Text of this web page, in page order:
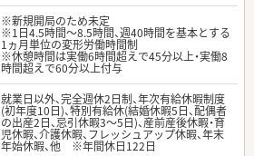
※新規開局のため未定
※1日4.5時間～8.5時間、週40時間を基本とする
1ヵ月単位の変形労働時間制
※休憩時間は実働6時間超えで45分以上・実働8
時間超えで60分以上付与
就業日以外、完全週休2日制、年次有給休暇制度
(初年度10日)、特別有給休(結婚休暇5日、配偶者
の出産2日、忌引休暇3～5日)、産前産後休暇・育
児休暇、介護休暇、フレッシュアップ休暇、年末
年始休暇、他 ※年間休日122日